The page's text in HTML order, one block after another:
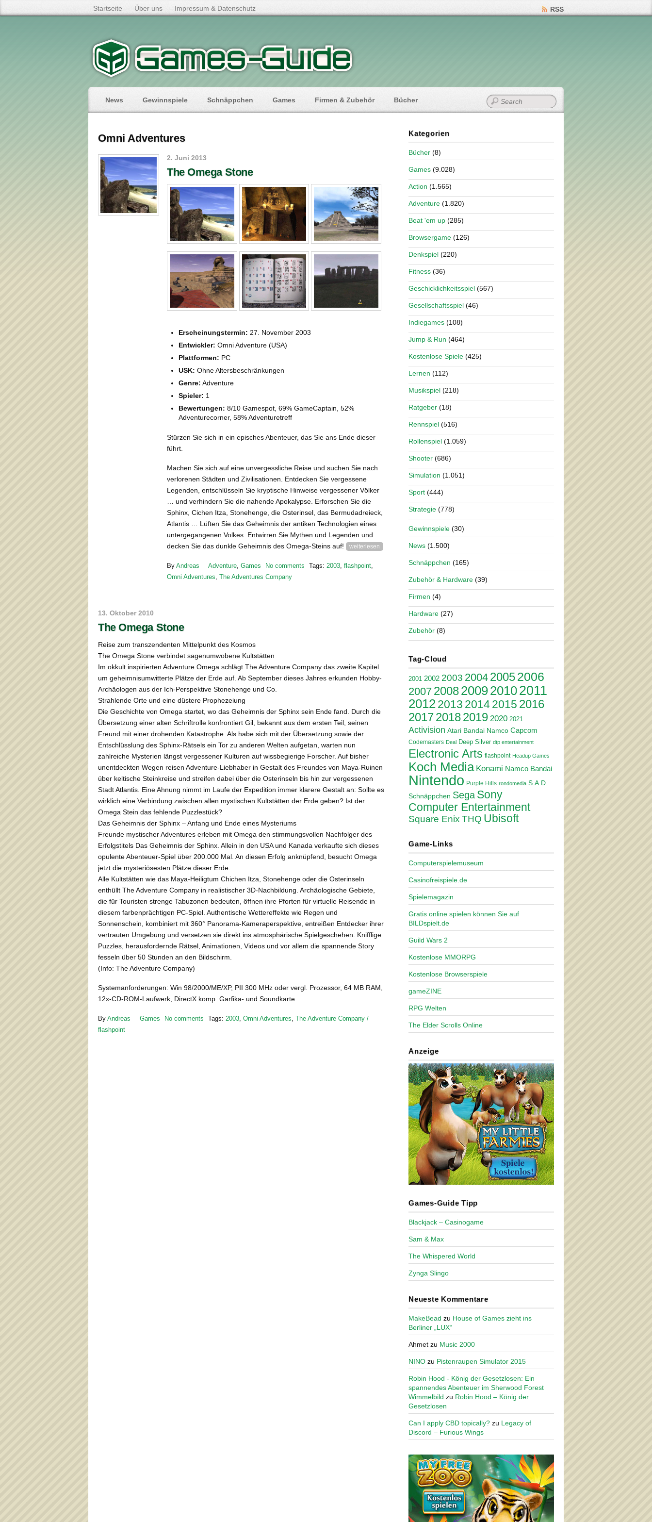
Startseite Über uns Impressum & Datenschutz RSS
News Gewinnspiele Schnäppchen Games Firmen & Zubehör Bücher
Omni Adventures
2. Juni 2013
The Omega Stone
Erscheinungstermin: 27. November 2003
Entwickler: Omni Adventure (USA)
Plattformen: PC
USK: Ohne Altersbeschränkungen
Genre: Adventure
Spieler: 1
Bewertungen: 8/10 Gamespot, 69% GameCaptain, 52%
Adventurecorner, 58% Adventuretreff
Stürzen Sie sich in ein episches Abenteuer, das Sie ans Ende dieser
führt.
Machen Sie sich auf eine unvergessliche Reise und suchen Sie nach
verlorenen Städten und Zivilisationen. Entdecken Sie vergessene
Legenden, entschlüsseln Sie kryptische Hinweise vergessener Völker
… und verhindern Sie die nahende Apokalypse. Erforschen Sie die
Sphinx, Cichen Itza, Stonehenge, die Osterinsel, das Bermudadreieck,
Atlantis … Lüften Sie das Geheimnis der antiken Technologien eines
untergegangenen Volkes. Entwirren Sie Mythen und Legenden und
decken Sie das dunkle Geheimnis des Omega-Steins auf!
weiterlesen
By Andreas Adventure, Games No comments Tags: 2003, flashpoint,
Omni Adventures, The Adventures Company
13. Oktober 2010
The Omega Stone
Reise zum transzendenten Mittelpunkt des Kosmos
The Omega Stone verbindet sagenumwobene Kultstätten
Im okkult inspirierten Adventure Omega schlägt The Adventure Company das zweite Kapitel
um geheimnisumwitterte Plätze der Erde auf. Ab September dieses Jahres erkunden Hobby-
Archäologen aus der Ich-Perspektive Stonehenge und Co.
Strahlende Orte und eine düstere Prophezeiung
Die Geschichte von Omega startet, wo das Geheimnis der Sphinx sein Ende fand. Durch die
Übersetzung einer alten Schriftrolle konfrontiert Gil, bekannt aus dem ersten Teil, seinen
Freund mit einer drohenden Katastrophe. Als habe sich mit der Übersetzung sowie der
Entschlüsslung des Sphinx-Rätsels ein Tor zu anderen Welten aufgetan, warten nun
zahlreiche Mysterien längst vergessener Kulturen auf wissbegierige Forscher. Auf bisher
unentdeckten Wegen reisen Adventure-Liebhaber in Gestalt des Freundes von Maya-Ruinen
über keltische Steinkreise und streifen dabei über die Osterinseln bis hin zur vergessenen
Stadt Atlantis. Eine Ahnung nimmt im Laufe der Expedition immer klarere Gestalt an: Sollte es
wirklich eine Verbindung zwischen allen mystischen Kultstätten der Erde geben? Ist der
Omega Stein das fehlende Puzzlestück?
Das Geheimnis der Sphinx – Anfang und Ende eines Mysteriums
Freunde mystischer Adventures erleben mit Omega den stimmungsvollen Nachfolger des
Erfolgstitels Das Geheimnis der Sphinx. Allein in den USA und Kanada verkaufte sich dieses
opulente Abenteuer-Spiel über 200.000 Mal. An diesen Erfolg anknüpfend, besucht Omega
jetzt die mysteriösesten Plätze dieser Erde.
Alle Kultstätten wie das Maya-Heiligtum Chichen Itza, Stonehenge oder die Osterinseln
enthüllt The Adventure Company in realistischer 3D-Nachbildung. Archäologische Gebiete,
die für Touristen strenge Tabuzonen bedeuten, öffnen ihre Pforten für virtuelle Reisende in
diesem farbenprächtigen PC-Spiel. Authentische Wettereffekte wie Regen und
Sonnenschein, kombiniert mit 360° Panorama-Kameraperspektive, entreißen Entdecker ihrer
vertrauten Umgebung und versetzen sie direkt ins atmosphärische Spielgeschehen. Knifflige
Puzzles, herausfordernde Rätsel, Animationen, Videos und vor allem die spannende Story
fesseln über 50 Stunden an den Bildschirm.
(Info: The Adventure Company)
Systemanforderungen: Win 98/2000/ME/XP, PII 300 MHz oder vergl. Prozessor, 64 MB RAM,
12x-CD-ROM-Laufwerk, DirectX komp. Garfika- und Soundkarte
By Andreas Games No comments Tags: 2003 Omni Adventures The Adventure Company /
flashpoint
Kategorien
Bücher (8)
Games (9.028)
Action (1.565)
Adventure (1.820)
Beat 'em up (285)
Browsergame (126)
Denkspiel (220)
Fitness (36)
Geschicklichkeitsspiel (567)
Gesellschaftsspiel (46)
Indiegames (108)
Jump & Run (464)
Kostenlose Spiele (425)
Lernen (112)
Musikspiel (218)
Ratgeber (18)
Rennspiel (516)
Rollenspiel (1.059)
Shooter (686)
Simulation (1.051)
Sport (444)
Strategie (778)
Gewinnspiele (30)
News (1.500)
Schnäppchen (165)
Zubehör & Hardware (39)
Firmen (4)
Hardware (27)
Zubehör (8)
Tag-Cloud
2001 2002 2003 2004 20052006
2007 2008200920102011
20122013 20142015 2016
201720182019 2020 2021
Activision Atari Bandai Namco Capcom
Codemasters Deal Deep Silver dtp entertainment
Electronic Arts flashpoint Headup Games
Koch Media Konami Namco Bandai
Nintendo Purple Hills rondomedia S.A.D.
Schnäppchen Sega Sony
Computer Entertainment
Square Enix THQ Ubisoft
Game-Links
Computerspielemuseum
Casinofreispiele.de
Spielemagazin
Gratis online spielen können Sie auf
BILDspielt.de
Guild Wars 2
Kostenlose MMORPG
Kostenlose Browserspiele
gameZINE
RPG Welten
The Elder Scrolls Online
Anzeige
Games-Guide Tipp
Blackjack – Casinogame
Sam & Max
The Whispered World
Zynga Slingo
Neueste Kommentare
MakeBead zu House of Games zieht ins
Berliner „LUX“
Ahmet zu Music 2000
NINO zu Pistenraupen Simulator 2015
Robin Hood - König der Gesetzlosen: Ein
spannendes Abenteuer im Sherwood Forest
Wimmelbild zu Robin Hood – König der
Gesetzlosen
Can I apply CBD topically? zu Legacy of
Discord – Furious Wings